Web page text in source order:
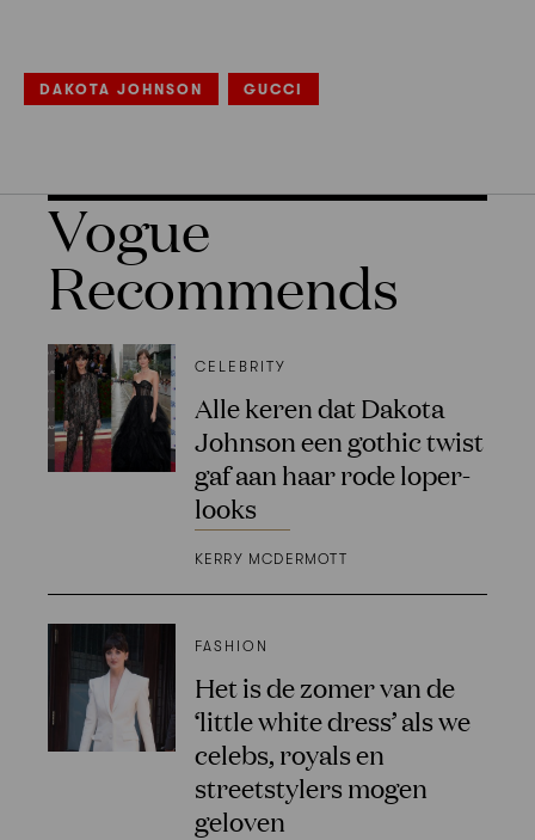
DAKOTA JOHNSON GUCCI
Vogue
Recommends
CELEBRITY
Alle keren dat Dakota
Johnson een gothic twist
gaf aan haar rode loper-
looks
KERRY MCDERMOTT
FASHION
Het is de zomer van de
‘little white dress’ als we
celebs, royals en
streetstylers mogen
geloven